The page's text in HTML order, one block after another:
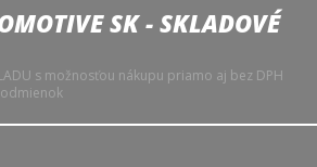
SK - SKLADOVÉ
s možnosťou nákupu priamo aj bez DPH